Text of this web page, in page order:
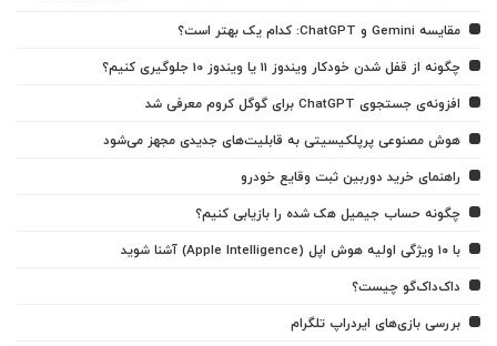
مقایسه Gemini و ChatGPT: کدام یک بهتر است؟
چگونه از قفل شدن خودکار ویندوز 11 یا ویندوز 10 جلوگیری کنیم؟
افزونه‌ی جستجوی ChatGPT برای گوگل کروم معرفی شد
هوش مصنوعی پرپلکیسیتی به قابلیت‌های جدیدی مجهز می‌شود
راهنمای خرید دوربین ثبت وقایع خودرو
چگونه حساب جیمیل هک شده را بازیابی کنیم؟
با ۱۰ ویژگی اولیه هوش اپل (Apple Intelligence) آشنا شوید
داک‌داک‌گو چیست؟
بررسی بازی‌های ایردراپ تلگرام